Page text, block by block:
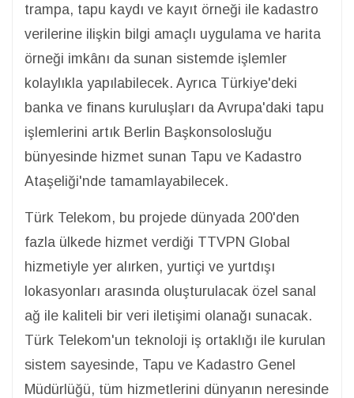
trampa, tapu kaydı ve kayıt örneği ile kadastro
verilerine ilişkin bilgi amaçlı uygulama ve harita
örneği imkânı da sunan sistemde işlemler
kolaylıkla yapılabilecek. Ayrıca Türkiye'deki
banka ve finans kuruluşları da Avrupa'daki tapu
işlemlerini artık Berlin Başkonsolosluğu
bünyesinde hizmet sunan Tapu ve Kadastro
Ataşeliği'nde tamamlayabilecek.
Türk Telekom, bu projede dünyada 200'den
fazla ülkede hizmet verdiği TTVPN Global
hizmetiyle yer alırken, yurtiçi ve yurtdışı
lokasyonları arasında oluşturulacak özel sanal
ağ ile kaliteli bir veri iletişimi olanağı sunacak.
Türk Telekom'un teknoloji iş ortaklığı ile kurulan
sistem sayesinde, Tapu ve Kadastro Genel
Müdürlüğü, tüm hizmetlerini dünyanın neresinde